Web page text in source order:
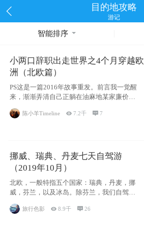
目的地攻略
游记
智能排序
小两口辞职出走世界之4个月穿越欧
洲（北欧篇）
PS这是一篇2016年故事重发。前言我一觉醒
来，渐渐弄清自己正躺在油麻地某家廉价宾
馆
陈小羊Timeline 7.2千 7
挪威、瑞典、丹麦七天自驾游
（2019年10月）
北欧，一般特指五个国家：瑞典，丹麦，挪
威，芬兰，以及冰岛。除芬兰，我们自驾游
旅行色影 8.9千 26